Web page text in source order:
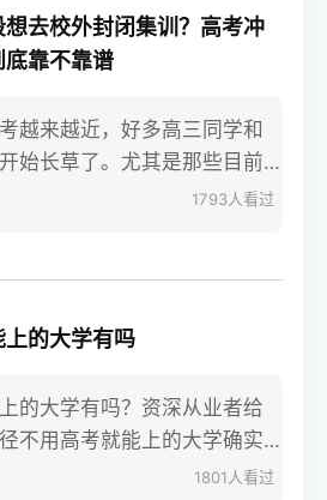
院校，不能报本科，这点一
郴州的同学，哪怕在郴州明
科。高考就灵活多了，全国
能报，只要分数够，想去哪
四、录取后待遇无差别，适
唯一不同的是，单招录取后
。基础薄弱、预估考不上本
下，郴州的私立中学有郴州
区金海学校等，选学校前先
的区别，结合自身基础选
有经验的零基础小白家庭来
多的神话，比如谁谁谁复读
多分，也有人吓唬你说回去
以提高多少分？今天咱就摘
大宣传，用最接地气的大白
的同学重来一年的真实提分
专科线上、或者距离本科线
著。这个分数段的同学，复
高四十分到七十分，甚至基
最后开窍了的同学冲高个八
去校外封闭集训？高考冲
靠不靠谱
越来越近，好多高三同学和
始长草了。尤其是那些目前
边缘，或者偏科特别严重的
找个校外的机构冲一把。对
家庭来说，一听到这些花里
刺班全日制封闭集训，到底
分数提上去？会不会是花了
子？今天咱就摘掉所有虚头
1793人看过
的大学有吗
的大学有吗？资深从业者给
不用高考就能上的大学确实
认可的正规途径，千万别踩
1801 人看过